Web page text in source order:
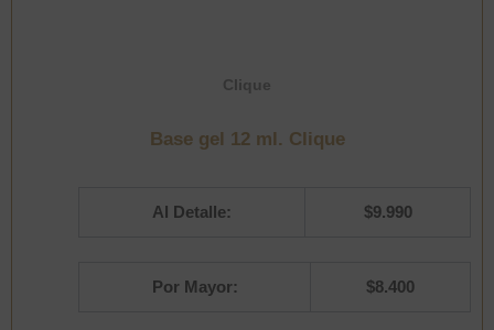
Clique
Base gel 12 ml. Clique
Al Detalle: $9.990
Por Mayor: $8.400